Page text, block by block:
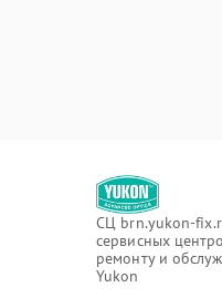
СЦ brn.yukon-
сервисных
ремонту и
Yukon